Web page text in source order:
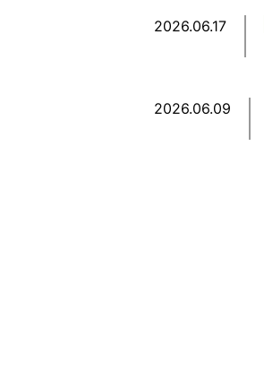
2026.06.17
2026.06.09